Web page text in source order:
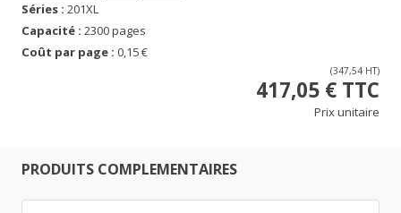
Séries : 201XL
Capacité : 2300 pages
Coût par page : 0,15 €
(347,54 HT)
417,05 € TTC
Prix unitaire
PRODUITS COMPLEMENTAIRES